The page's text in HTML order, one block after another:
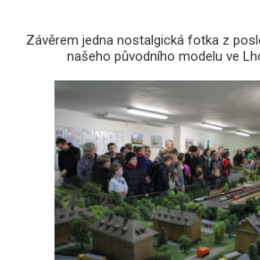
Závěrem jedna nostalgická fotka z
našeho původního modelu ve